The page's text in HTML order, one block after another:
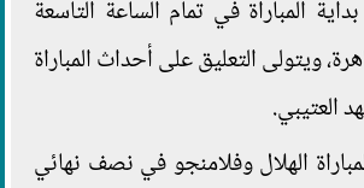
المباراة في تمام الساعة التاسعة
ويتولى التعليق على أحداث المباراة
العتيبي.
لمباراة الهلال وفلامنجو في نصف نهائي